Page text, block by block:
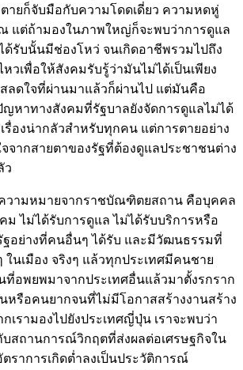
ายก็จับมือกับความโดดเดี่ยว ความหดหู่
แต่ถ้ามองในภาพใหญ่ก็จะพบว่าการดูแล
รับนั้นมีช่องโหว่ จนเกิดอาชีพรวมไปถึง
วเพื่อให้สังคมรับรู้ว่ามันไม่ได้เป็นเพียง
ลดใจที่ผ่านมาแล้วก็ผ่านไป แต่มันคือ
หาทางสังคมที่รัฐบาลยังจัดการดูแลไม่ได้
รื่องน่ากลัวสำหรับทุกคน แต่การตายอย่าง
จากสายตาของรัฐที่ต้องดูแลประชาชนต่าง
ว
วามหมายจากราชบัณฑิตยสถาน คือบุคคล
ม ไม่ได้รับการดูแล ไม่ได้รับบริการหรือ
อย่างที่คนอื่นๆ ได้รับ และมีวัฒนธรรมที่
นเมือง จริงๆ แล้วทุกประเทศมีคนชาย
ที่อพยพมาจากประเทศอื่นแล้วมาตั้งรกราก
หรือคนยากจนที่ไม่มีโอกาสสร้างงานสร้าง
เรามองไปยังประเทศญี่ปุ่น เราจะพบว่า
สถานการณ์วิกฤตที่ส่งผลต่อเศรษฐกิจใน
ราการเกิดต่ำลงเป็นประวัติการณ์